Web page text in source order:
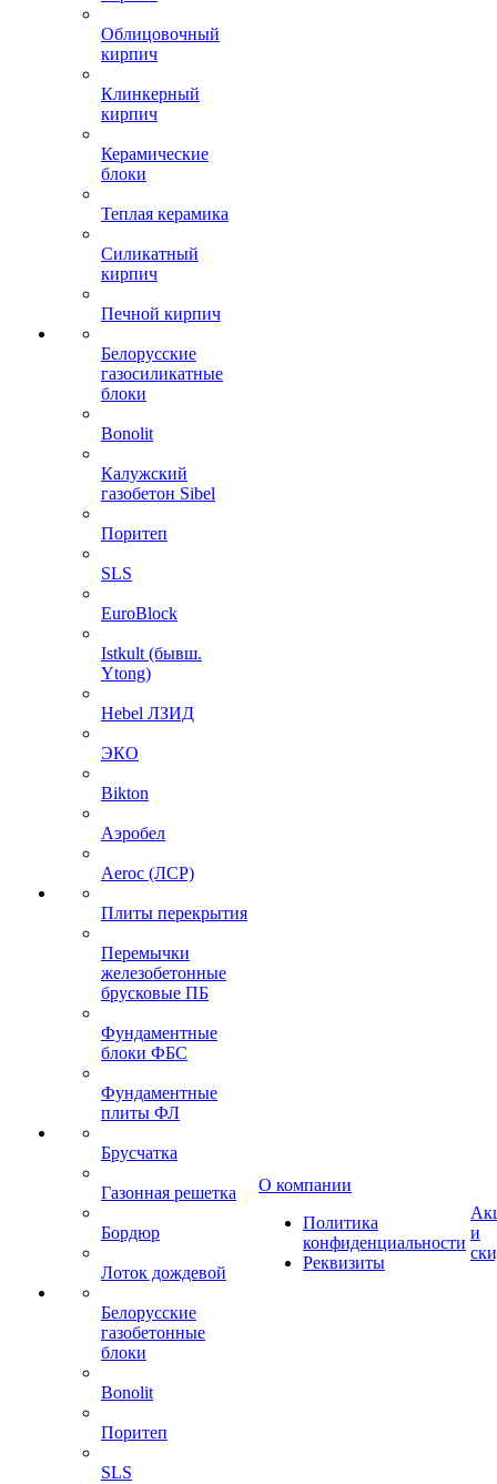
Облицовочный
кирпич
Клинкерный
кирпич
Керамические
блоки
Теплая керамика
Силикатный
кирпич
Печной кирпич
Белорусские
газосиликатные
блоки
Bonolit
Калужский
газобетон Sibel
Поритеп
SLS
EuroBlock
Istkult (бывш.
Ytong)
Hebel ЛЗИД
ЭКО
Bikton
Аэробел
Aeroc (ЛСР)
Плиты перекрытия
Перемычки
железобетонные
брусковые ПБ
Фундаментные
блоки ФБС
Фундаментные
плиты ФЛ
Брусчатка
Газонная решетка
Бордюр
Лоток дождевой
Белорусские
газобетонные
блоки
Bonolit
Поритеп
SLS
О компании
Политика
конфиденциальности
Реквизиты
и